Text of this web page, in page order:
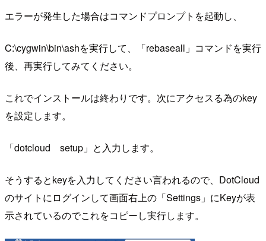
エラーが発生した場合はコマンドプロンプトを起動し、
C:\cygwin\bin\ashを実行して、「rebaseall」コマンドを実行
後、再実行してみてください。
これでインストールは終わりです。次にアクセスる為のkey
を設定します。
「dotcloud setup」と入力します。
そうするとkeyを入力してください言われるので、DotCloud
のサイトにログインして画面右上の「Settings」にKeyが表
示されているのでこれをコピーし実行します。